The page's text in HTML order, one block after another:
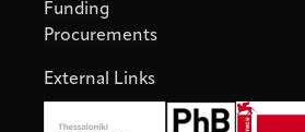
Funding
Procurements
External Links